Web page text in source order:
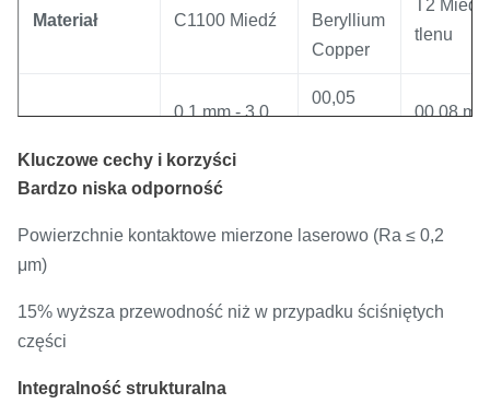
Materiał C1100 Miedź
Beryllium
Copper
T2
tlenu
0.1 mm - 3,0
00,05
00,08
IACS
Wykończenie
powierzchni
Płyty cynowe
pokrycie
srebrnym
Kluczowe cechy i korzyści
Bardzo niska odporność
Powierzchnie kontaktowe mierzone laserowo (Ra ≤ 0,2
μm)
15% wyższa przewodność niż w przypadku ściśniętych
części
Integralność strukturalna